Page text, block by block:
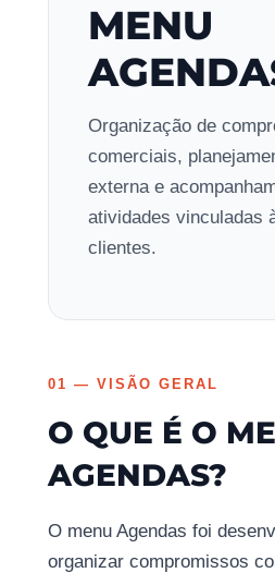
MENU
Organização de
comerciais,
externa e
atividades vinculadas
clientes.
01 — VISÃO GERAL
O QUE É O
AGENDAS?
O menu Agendas foi
organizar compromissos